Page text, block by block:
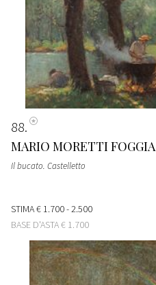
88
MARIO MORETTI FOGGIA
Il bucato. Castelletto
STIMA€ 1.700 - 2.500
BASE D'ASTA€ 1.700